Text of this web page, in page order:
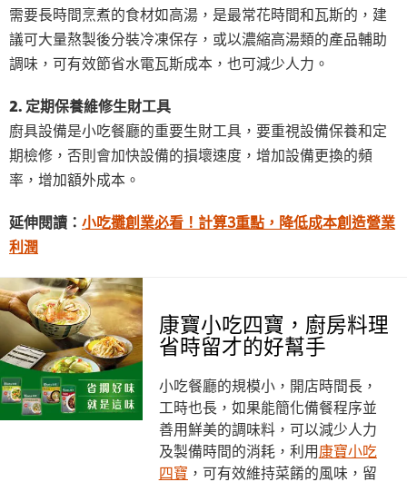
需要長時間烹煮的食材如高湯，是最常花時間和瓦斯的，建
議可大量熬製後分裝冷凍保存，或以濃縮高湯類的產品輔助
調味，可有效節省水電瓦斯成本，也可減少人力。
2. 定期保養維修生財工具
廚具設備是小吃餐廳的重要生財工具，要重視設備保養和定
期檢修，否則會加快設備的損壞速度，增加設備更換的頻
率，增加額外成本。
延伸閱讀： 小吃攤創業必看！計算3重點，降低成本創造營業
利潤
康寶小吃四寶，廚房料理
省時留才的好幫手
小吃餐廳的規模小，開店時間長，
工時也長，如果能簡化備餐程序並
善用鮮美的調味料，可以減少人力
及製備時間的消耗，利用康寶小吃
四寶 ，可有效維持菜餚的風味，留